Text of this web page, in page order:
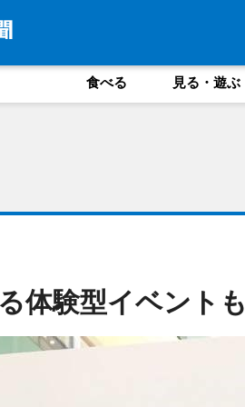
食べる 見る・遊ぶ
体験型イベントも